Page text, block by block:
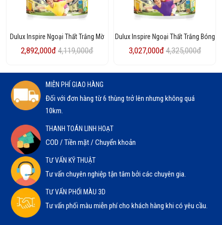
Dulux Inspire Ngoại Thất Trắng Mờ
2,892,000đ 4,119,000đ
Dulux Inspire Ngoại Thất Trắng Bóng
3,027,000đ 4,325,000đ
MIỄN PHÍ GIAO HÀNG
Đối với đơn hàng từ 6 thùng trở lên nhưng không quá
10km.
THANH TOÁN LINH HOẠT
COD / Tiền mặt / Chuyển khoản
TƯ VẤN KỸ THUẬT
Tư vấn chuyên nghiệp tận tâm bởi các chuyên gia.
TƯ VẤN PHỐI MÀU 3D
Tư vấn phối màu miễn phí cho khách hàng khi có yêu cầu.